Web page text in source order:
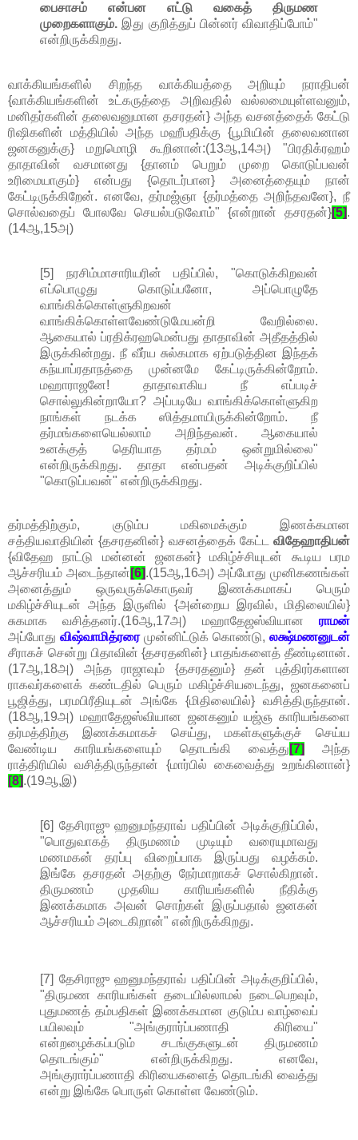
பைசாசம் என்பன எட்டு வகைத் திருமண
முறைகளாகும். இது குறித்துப் பின்னர் விவாதிப்போம்"
என்றிருக்கிறது.
வாக்கியங்களில் சிறந்த வாக்கியத்தை அறியும் நராதிபன்
{வாக்கியங்களின் உட்கருத்தை அறிவதில் வல்லமையுள்ளவனும்,
மனிதர்களின் தலைவனுமான தசரதன்} அந்த வசனத்தைக் கேட்டு
ரிஷிகளின் மத்தியில் அந்த மஹீபதிக்கு {பூமியின் தலைவனான
ஜனகனுக்கு} மறுமொழி கூறினான்:(13ஆ,14அ) "பிரதிக்ரஹம்
தாதாவின் வசமானது {தானம் பெறும் முறை கொடுப்பவன்
உரிமையாகும்} என்பது {தொடர்பான} அனைத்தையும் நான்
கேட்டிருக்கிறேன். எனவே, தர்மஜ்ஞா {தர்மத்தை அறிந்தவனே}, நீ
சொல்வதைப் போலவே செயல்படுவோம்" {என்றான் தசரதன்}[5].
(14ஆ,15அ)
[5] நரசிம்மாசாரியரின் பதிப்பில், "கொடுக்கிறவன்
எப்பொழுது கொடுப்பனோ, அப்பொழுதே
வாங்கிக்கொள்ளுகிறவன்
வாங்கிக்கொள்ளவேண்டுமேயன்றி வேறில்லை.
ஆகையால் ப்ரதிக்ரஹமென்பது தாதாவின் அதீதத்தில்
இருக்கின்றது. நீ வீர்ய சுல்கமாக ஏற்படுத்தின இந்தக்
கந்யாப்ரதாநத்தை முன்னமே கேட்டிருக்கின்றோம்.
மஹாராஜனே! தாதாவாகிய நீ எப்படிச்
சொல்லுகின்றாயோ? அப்படியே வாங்கிக்கொள்ளுகிற
நாங்கள் நடக்க ஸித்தமாயிருக்கின்றோம். நீ
தர்மங்களையெல்லாம் அறிந்தவன். ஆகையால்
உனக்குத் தெரியாத தர்மம் ஒன்றுமில்லை"
என்றிருக்கிறது. தாதா என்பதன் அடிக்குறிப்பில்
"கொடுப்பவன்" என்றிருக்கிறது.
தர்மத்திற்கும், குடும்ப மகிமைக்கும் இணக்கமான
சத்தியவாதியின் {தசரதனின்} வசனத்தைக் கேட்ட விதேஹாதிபன்
{விதேஹ நாட்டு மன்னன் ஜனகன்} மகிழ்ச்சியுடன் கூடிய பரம
ஆச்சரியம் அடைந்தான் [6].(15ஆ,16அ) அப்போது முனிகணங்கள்
அனைத்தும் ஒருவருக்கொருவர் இணக்கமாகப் பெரும்
மகிழ்ச்சியுடன் அந்த இருளில் {அன்றைய இரவில், மிதிலையில்}
சுகமாக வசித்தனர்.(16ஆ,17அ) மஹாதேஜஸ்வியான ராமன்
அப்போது விஷ்வாமித்ரரைமுன்னிட்டுக் கொண்டு, லக்ஷ்மணனுடன்
சீராகச் சென்று பிதாவின் {தசரதனின்} பாதங்களைத் தீண்டினான்.
(17ஆ,18அ) அந்த ராஜாவும் {தசரதனும்} தன் புத்திரர்களான
ராகவர்களைக் கண்டதில் பெரும் மகிழ்ச்சியடைந்து, ஜனகனைப்
பூஜித்து, பரமபிரீதியுடன் அங்கே {மிதிலையில்} வசித்திருந்தான்.
(18ஆ,19அ) மஹாதேஜஸ்வியான ஜனகனும் யஜ்ஞ காரியங்களை
தர்மத்திற்கு இணக்கமாகச் செய்து, மகள்களுக்குச் செய்ய
வேண்டிய காரியங்களையும் தொடங்கி வைத்து [7]
அந்த
ராத்திரியில் வசித்திருந்தான் {மார்பில் கைவைத்து உறங்கினான்}
[8].(19ஆ,இ)
[6] தேசிராஜு ஹனுமந்தராவ் பதிப்பின் அடிக்குறிப்பில்,
"பொதுவாகத் திருமணம் முடியும் வரையுமாவது
மணமகன் தரப்பு விறைப்பாக இருப்பது வழக்கம்.
இங்கே தசரதன் அதற்கு நேர்மாறாகச் சொல்கிறான்.
திருமணம் முதலிய காரியங்களில் நீதிக்கு
இணக்கமாக அவன் சொற்கள் இருப்பதால் ஜனகன்
ஆச்சரியம் அடைகிறான்" என்றிருக்கிறது.
[7] தேசிராஜு ஹனுமந்தராவ் பதிப்பின் அடிக்குறிப்பில்,
"திருமண காரியங்கள் தடையில்லாமல் நடைபெறவும்,
புதுமணத் தம்பதிகள் இணக்கமான குடும்ப வாழ்வைப்
பயிலவும் "அங்குரார்ப்பணாதி கிரியை"
என்றழைக்கப்படும் சடங்குகளுடன் திருமணம்
தொடங்கும்" என்றிருக்கிறது. எனவே,
அங்குரார்ப்பணாதி கிரியைகளைத் தொடங்கி வைத்து
என்று இங்கே பொருள் கொள்ள வேண்டும்.